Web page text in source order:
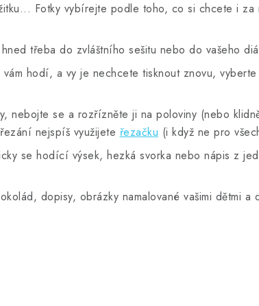
Fotky vybírejte podle toho, co si chcete i za
třeba do zvláštního sešitu nebo do vašeho
hodí, a vy je nechcete tisknout znovu,
nebojte se a rozřízněte ji na poloviny (nebo
nejspíš využijete řezačku (i když ne pro
se hodící výsek, hezká svorka nebo nápis z
dopisy, obrázky namalované vašimi dětmi a